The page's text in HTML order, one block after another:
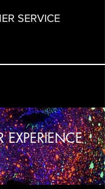
SERVICE
EXPERIENCE